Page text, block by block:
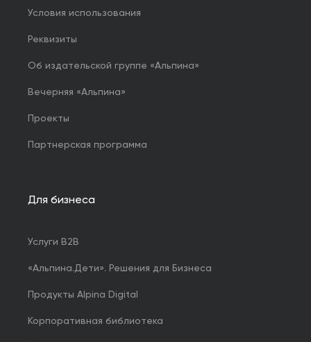
Условия использования
Реквизиты
Об издательской группе «Альпина»
Вечерняя «Альпина»
Проекты
Партнерская программа
Для бизнеса
Услуги B2B
«Альпина.Дети». Решения для Бизнеса
Продукты Alpina Digital
Корпоративная библиотека